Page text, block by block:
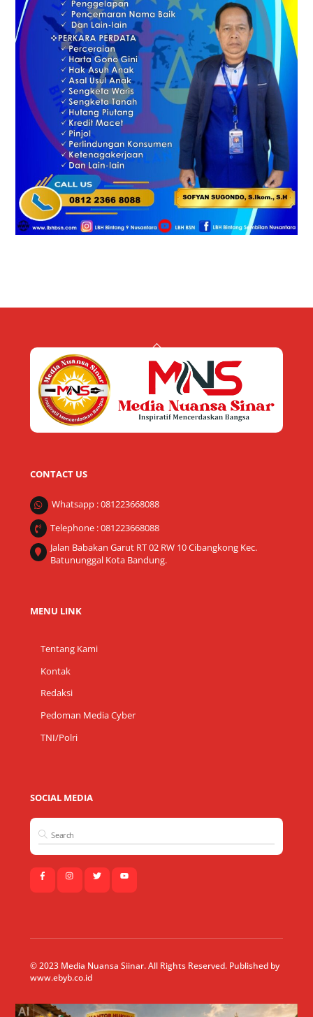
Back
Top
CONTACT US
Whatsapp : 081223668088
Telephone : 081223668088
Jalan Babakan Garut RT 02 RW 10 Cibangkong Kec.
Batununggal Kota Bandung.
MENU LINK
Tentang Kami
Kontak
Redaksi
Pedoman Media Cyber
TNI/Polri
SOCIAL MEDIA
© 2023 Media Nuansa Siinar. All Rights Reserved. Published by
www.ebyb.co.id